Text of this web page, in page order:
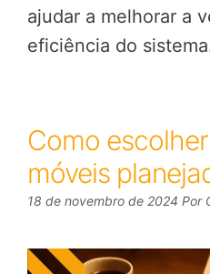
ajudar a melhorar a
eficiência do
Como
móveis
18 de novembro de 2024 Por